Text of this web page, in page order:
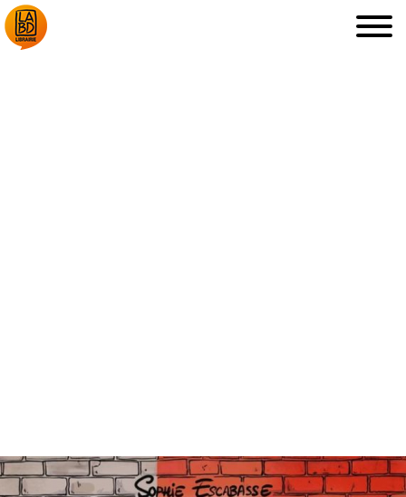
EN IMAGES CONTACTS/ACCÈS